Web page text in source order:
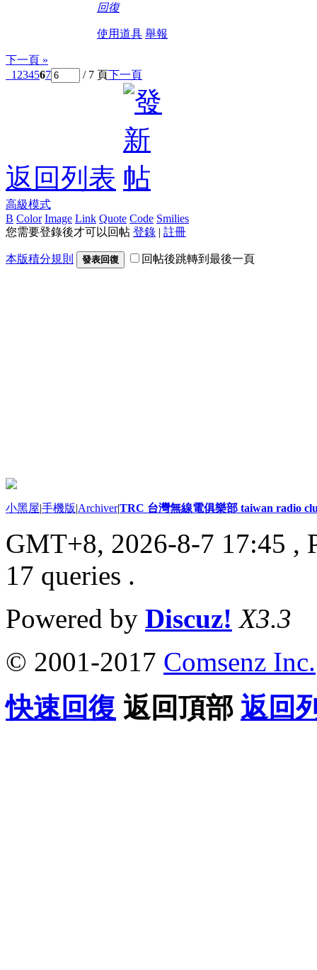
回復
使用道具 舉報
下一頁 »
1 234567 / 7 頁下一頁
返回列表
高級模式
B Color Image Link Quote Code Smilies
您需要登錄後才可以回帖 登錄 | 註冊
本版積分規則 發表回復 回帖後跳轉到最後一頁
小黑屋|手機版|Archiver|TRC 台灣無線電俱樂部 taiwan radio
GMT+8, 2026-8-7 17:45 ,
17 queries .
Powered by Discuz! X3.3
© 2001-2017 Comsenz Inc.
快速回復 返回頂部 返回